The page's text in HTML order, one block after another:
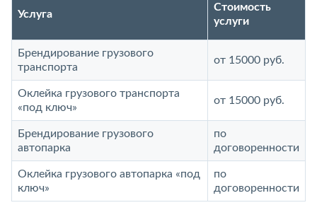
Услуга
Стоимость
услуги
Брендирование грузового
транспорта
от 15000 руб.
Оклейка грузового транспорта
«под ключ»
от 15000 руб.
Брендирование грузового
автопарка
по
договоренности
Оклейка грузового автопарка «под
ключ»
по
договоренности